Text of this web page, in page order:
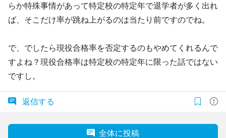
らか特殊事情があって特定校の特定年で退学者が多く出れ
ば、そこだけ率が跳ね上がるのは当たり前ですのでね。
で、でしたら現役合格率を否定するのもやめてくれるんで
すよね？現役合格率は特定校の特定年に限った話ではない
ですし。
返信する
全体に投稿